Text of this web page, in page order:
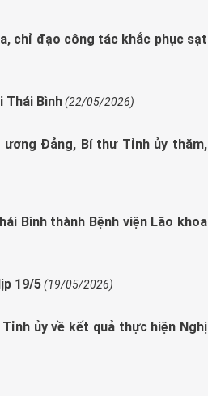
chỉ đạo công tác khắc phục sạt
Thái Bình(22/05/2026)
ương Đảng, Bí thư Tỉnh ủy thăm,
Bình thành Bệnh viện Lão khoa
19/5(19/05/2026)
ủy về kết quả thực hiện Nghị